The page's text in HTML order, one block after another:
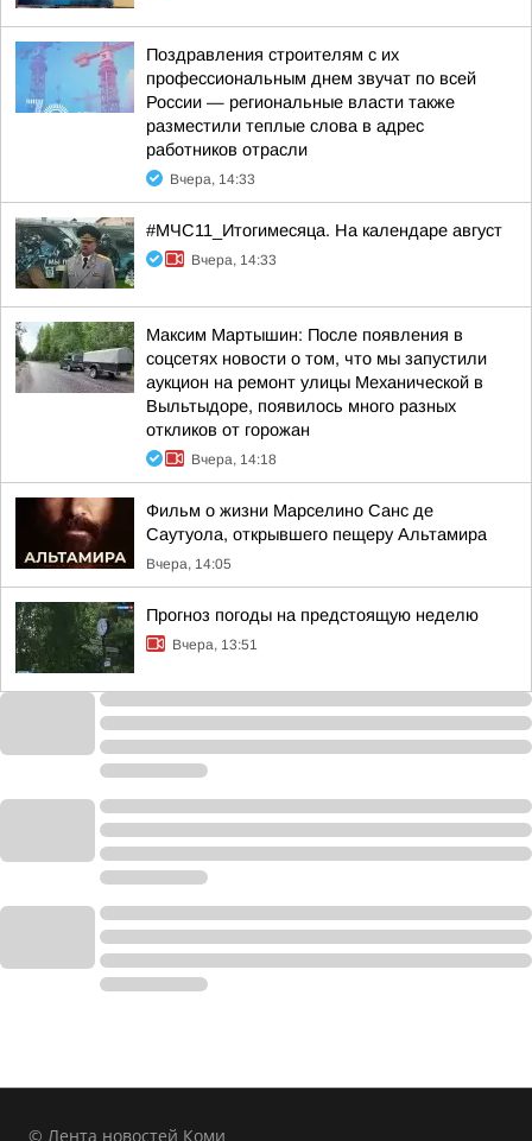
Поздравления строителям с их
профессиональным днем звучат по всей
России — региональные власти также
разместили теплые слова в адрес
работников отрасли
Вчера, 14:33
#МЧС11_Итогимесяца. На календаре август
Вчера, 14:33
Максим Мартышин: После появления в
соцсетях новости о том, что мы запустили
аукцион на ремонт улицы Механической в
Выльтыдоре, появилось много разных
откликов от горожан
Вчера, 14:18
Фильм о жизни Марселино Санс де
Саутуола, открывшего пещеру Альтамира
Вчера, 14:05
Прогноз погоды на предстоящую неделю
Вчера, 13:51
© Лента новостей Коми